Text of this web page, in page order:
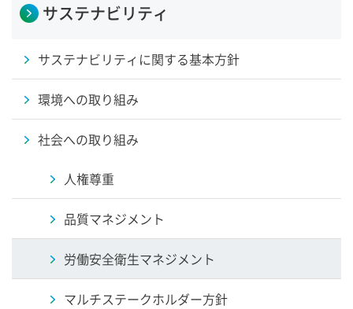
サステナビリティ
サステナビリティに関する基本方針
環境への取り組み
社会への取り組み
人権尊重
品質マネジメント
労働安全衛生マネジメント
マルチステークホルダー方針